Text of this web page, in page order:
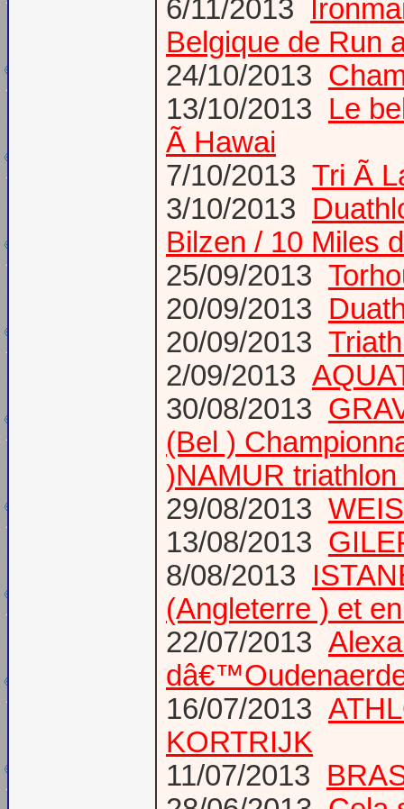
6/11/2013
Belgique de Run
24/10/2013
13/10/2013 Le
Ã Hawai
7/10/2013 Tri Ã
3/10/2013
Bilzen / 10 Miles
25/09/2013
20/09/2013
20/09/2013
2/09/2013
30/08/2013
(Bel )
)NAMUR
29/08/2013
13/08/2013
8/08/2013
(Angleterre ) et
22/07/2013
16/07/2013
KORTRIJK
11/07/2013